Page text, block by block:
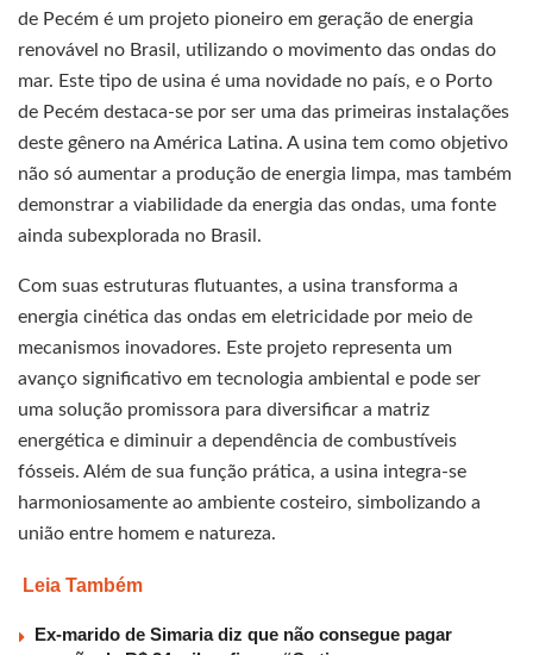
de Pecém é um projeto pioneiro em geração de energia
renovável no Brasil, utilizando o movimento das ondas do
mar. Este tipo de usina é uma novidade no país, e o Porto
de Pecém destaca-se por ser uma das primeiras instalações
deste gênero na América Latina. A usina tem como objetivo
não só aumentar a produção de energia limpa, mas também
demonstrar a viabilidade da energia das ondas, uma fonte
ainda subexplorada no Brasil.
Com suas estruturas flutuantes, a usina transforma a
energia cinética das ondas em eletricidade por meio de
mecanismos inovadores. Este projeto representa um
avanço significativo em tecnologia ambiental e pode ser
uma solução promissora para diversificar a matriz
energética e diminuir a dependência de combustíveis
fósseis. Além de sua função prática, a usina integra-se
harmoniosamente ao ambiente costeiro, simbolizando a
união entre homem e natureza.
Leia Também
Ex-marido de Simaria diz que não consegue pagar